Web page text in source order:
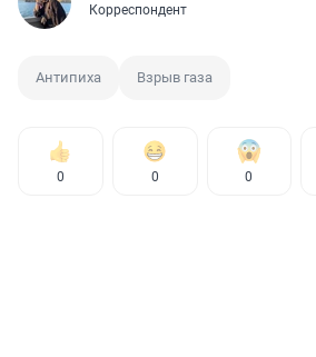
Корреспондент
Антипиха Взрыв газа
0 0 0